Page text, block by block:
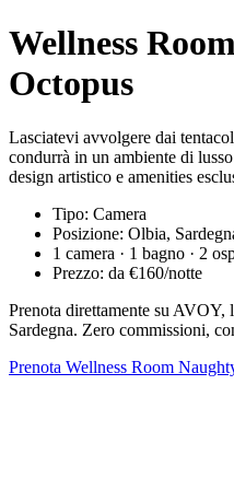
Wellness
Octopus
Lasciatevi avvolgere dai
condurrà in un ambiente di
design artistico e amenities
Tipo: Camera
Posizione: Olbia,
1 camera · 1 bagno · 2
Prezzo: da €160/notte
Prenota direttamente su
Sardegna. Zero commissioni,
Prenota Wellness Room